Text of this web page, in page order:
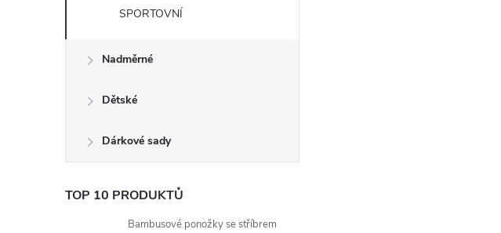
l
SPORTOVNÍ
Nadměrné
Dětské
Dárkové sady
TOP 10 PRODUKTŮ
Bambusové ponožky se stříbrem